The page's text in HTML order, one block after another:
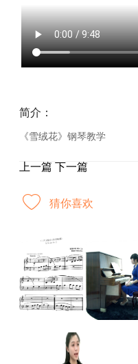
简介：
《雪绒花》钢琴教学
上一篇 下一篇
猜你喜欢